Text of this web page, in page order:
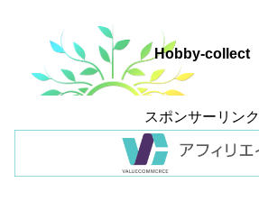
Hobby-collect
スポンサーリンク